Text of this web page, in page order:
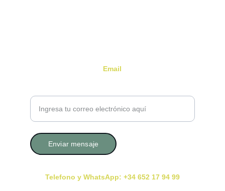
Email
Enviar mensaje
Telefono y WhatsApp: +34 652 17 94 99